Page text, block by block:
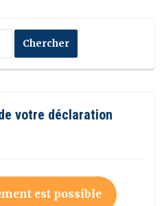
votre déclaration
est possible